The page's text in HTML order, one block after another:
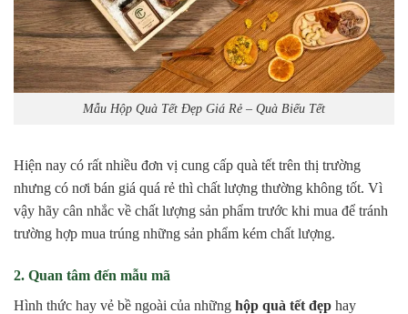
Mẫu Hộp Quà Tết Đẹp Giá Rẻ – Quà Biếu Tết
Hiện nay có rất nhiều đơn vị cung cấp quà tết trên thị trường
nhưng có nơi bán giá quá rẻ thì chất lượng thường không tốt. Vì
vậy hãy cân nhắc về chất lượng sản phẩm trước khi mua để tránh
trường hợp mua trúng những sản phẩm kém chất lượng.
2. Quan tâm đến mẫu mã
Hình thức hay vẻ bề ngoài của những hộp quà tết đẹp hay